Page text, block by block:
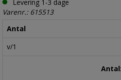
Levering 1-3 dage
Varenr.: 615513
Antal
v/1
Antal: